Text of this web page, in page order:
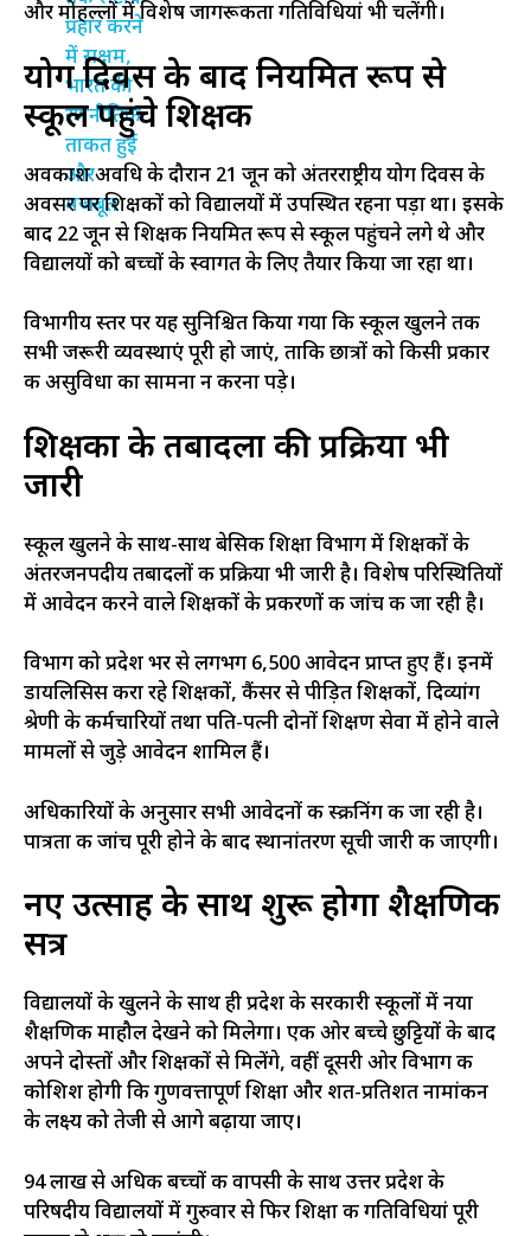
और मोहल्लों में विशेष जागरूकता गतिविधियां भी चलेंगी।
योग दिवस के बाद नियमित रूप से
स्कूल पहुंचे शिक्षक
अवकाश अवधि के दौरान 21 जून को अंतरराष्ट्रीय योग दिवस के
अवसर पर शिक्षकों को विद्यालयों में उपस्थित रहना पड़ा था। इसके
बाद 22 जून से शिक्षक नियमित रूप से स्कूल पहुंचने लगे थे और
विद्यालयों को बच्चों के स्वागत के लिए तैयार किया जा रहा था।
विभागीय स्तर पर यह सुनिश्चित किया गया कि स्कूल खुलने तक
सभी जरूरी व्यवस्थाएं पूरी हो जाएं, ताकि छात्रों को किसी प्रकार
की असुविधा का सामना न करना पड़े।
शिक्षकों के तबादलों की प्रक्रिया भी
जारी
स्कूल खुलने के साथ-साथ बेसिक शिक्षा विभाग में शिक्षकों के
अंतरजनपदीय तबादलों की प्रक्रिया भी जारी है। विशेष परिस्थितियों
में आवेदन करने वाले शिक्षकों के प्रकरणों की जांच की जा रही है।
विभाग को प्रदेश भर से लगभग 6,500 आवेदन प्राप्त हुए हैं। इनमें
डायलिसिस करा रहे शिक्षकों, कैंसर से पीड़ित शिक्षकों, दिव्यांग
श्रेणी के कर्मचारियों तथा पति-पत्नी दोनों शिक्षण सेवा में होने वाले
मामलों से जुड़े आवेदन शामिल हैं।
अधिकारियों के अनुसार सभी आवेदनों की स्क्रीनिंग की जा रही है।
पात्रता की जांच पूरी होने के बाद स्थानांतरण सूची जारी की जाएगी।
नए उत्साह के साथ शुरू होगा शैक्षणिक
सत्र
विद्यालयों के खुलने के साथ ही प्रदेश के सरकारी स्कूलों में नया
शैक्षणिक माहौल देखने को मिलेगा। एक ओर बच्चे छुट्टियों के बाद
अपने दोस्तों और शिक्षकों से मिलेंगे, वहीं दूसरी ओर विभाग की
कोशिश होगी कि गुणवत्तापूर्ण शिक्षा और शत-प्रतिशत नामांकन
के लक्ष्य को तेजी से आगे बढ़ाया जाए।
94 लाख से अधिक बच्चों की वापसी के साथ उत्तर प्रदेश के
परिषदीय विद्यालयों में गुरुवार से फिर शिक्षा की गतिविधियां पूरी